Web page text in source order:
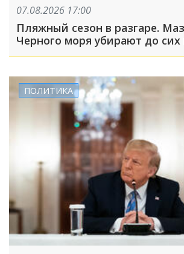
07.08.2026 17:00
Пляжный сезон в разгаре.
Черного моря убирают до сих
ПОЛИТИКА